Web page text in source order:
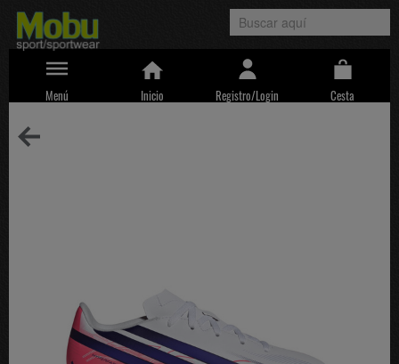
Menú Inicio Registro/Login Cesta